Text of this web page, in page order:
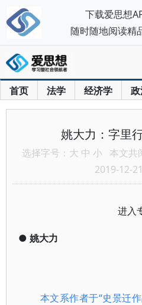
首页 法学 经济学
姚大力：字里
选择字号： 大 中 小 本文共
2019-12-
进入
● 姚大力
本文系作者于“史景迁
下载爱思想
随时随地阅读精